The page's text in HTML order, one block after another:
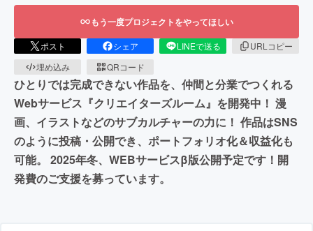
もう一度プロジェクトをやってほしい
ポスト シェア LINEで送る
URLコピー
埋め込み
QRコード
ひとりでは完成できない作品を、仲間と分業でつくれる
Webサービス『クリエイターズルーム』を開発中！ 漫
画、イラストなどのサブカルチャーの力に！ 作品はSNS
のように投稿・公開でき、ポートフォリオ化＆収益化も
可能。 2025年冬、WEBサービスβ版公開予定です！開
発費のご支援を募っています。